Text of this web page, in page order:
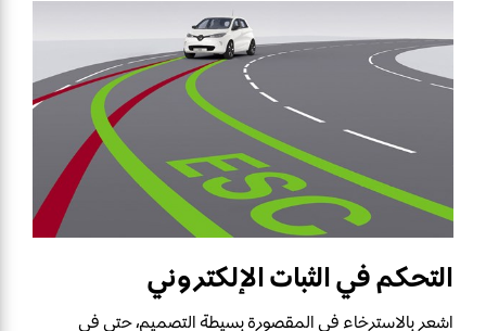
التحكم في الثبات الإلكتروني
اشعر بالاسترخاء في المقصورة بسيطة التصميم، حتى في